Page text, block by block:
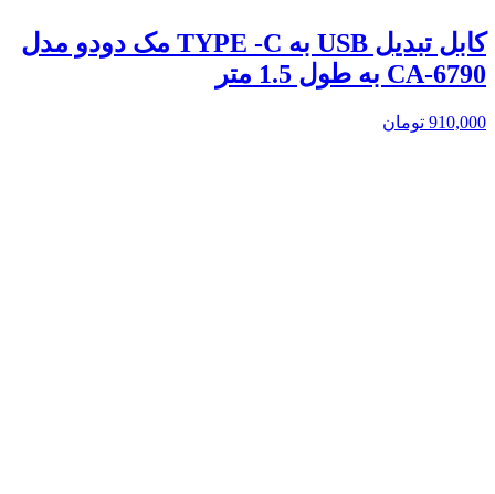
کابل تبدیل USB به TYPE -C مک دودو مدل
CA-6790 به طول 1.5 متر
910,000 تومان